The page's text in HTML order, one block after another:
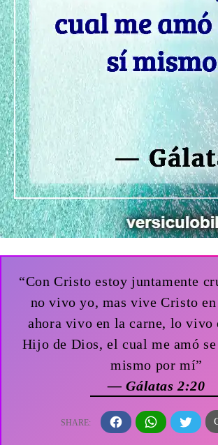
“Con Cristo estoy juntamente
no vivo yo, mas vive Cristo
ahora vivo en la carne, lo vivo
Hijo de Dios, el cual me amó
mismo por mí”
— Gálatas 2:20